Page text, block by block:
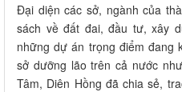
Đại diện các sở, ngành của
sách về đất đai, đầu tư, xây
những dự án trọng điểm đang
sở dưỡng lão trên cả nước
Tâm, Diên Hồng đã chia sẻ,